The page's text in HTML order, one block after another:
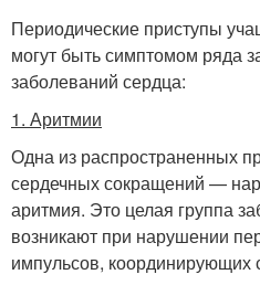
Периодические приступы
могут быть симптомом ряда
заболеваний сердца:
1. Аритмии
Одна из распространенных
сердечных сокращений —
аритмия. Это целая группа
возникают при нарушении
импульсов, координирующих